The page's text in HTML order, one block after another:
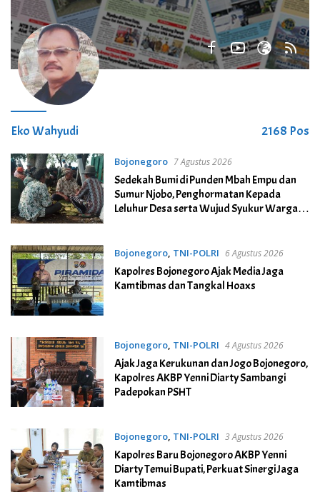
Eko Wahyudi 2168 Pos
Bojonegoro 7 Agustus 2026
Sedekah Bumi di Punden Mbah Empu dan
Sumur Njobo, Penghormatan Kepada
Leluhur Desa serta Wujud Syukur Warga
Bojonegoro, TNI-POLRI 6 Agustus 2026
Kapolres Bojonegoro Ajak Media Jaga
Kamtibmas dan Tangkal Hoaxs
Bojonegoro, TNI-POLRI 4 Agustus 2026
Ajak Jaga Kerukunan dan Jogo Bojonegoro,
Kapolres AKBP Yenni Diarty Sambangi
Padepokan PSHT
Bojonegoro, TNI-POLRI 3 Agustus 2026
Kapolres Baru Bojonegoro AKBP Yenni
Diarty Temui Bupati, Perkuat Sinergi Jaga
Kamtibmas